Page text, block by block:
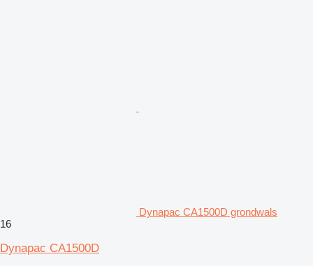
Dynapac CA1500D grondwals
16
Dynapac CA1500D